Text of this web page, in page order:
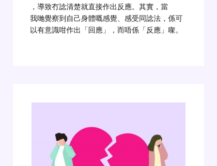
，導致冇諗清楚就直接作出反應。其實，當
我哋覺察到自己身體嘅感覺、感受同諗法，係可
以有意識咁作出「回應」，而唔係「反應」㗎。